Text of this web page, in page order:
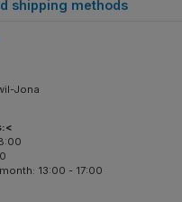
shipping methods
Jona
13:00 - 17:00